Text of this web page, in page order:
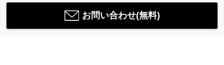
お問い合わせ(無料)